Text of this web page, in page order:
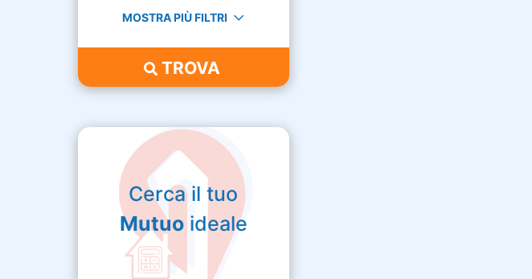
MOSTRA PIÙ FILTRI
TROVA
Cerca il tuo
Mutuoideale